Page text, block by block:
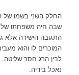
החלק השני בשמו
שבה חיה משפחתו
התגובה הישירה אלא
המוכרים לו והוא
לבין הרג חסר
נאכל בידיה.